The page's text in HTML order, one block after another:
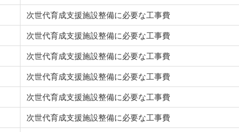
次世代育成支援施設整備に必要な工事費
次世代育成支援施設整備に必要な工事費
次世代育成支援施設整備に必要な工事費
次世代育成支援施設整備に必要な工事費
次世代育成支援施設整備に必要な工事費
次世代育成支援施設整備に必要な工事費